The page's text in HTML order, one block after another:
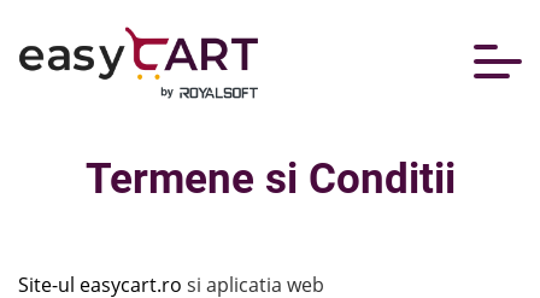
Termene si Conditii
Site-ul easycart.ro si aplicatia web